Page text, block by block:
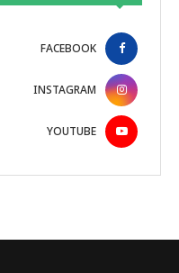
FACEBOOK
INSTAGRAM
YOUTUBE